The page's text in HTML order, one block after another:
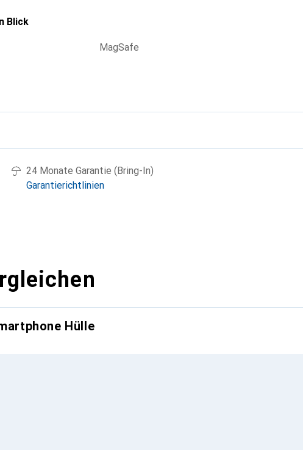
Blick
MagSafe
24 Monate Garantie (Bring-In)
Garantierichtlinien
Hülle